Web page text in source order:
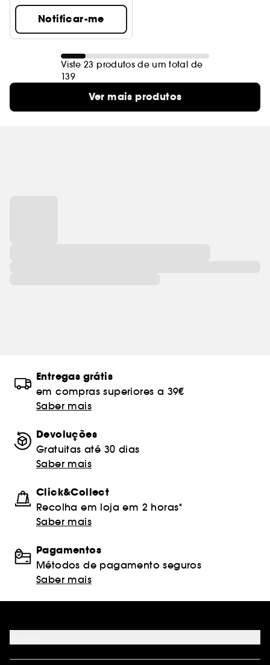
Notificar-me
Viste 23 produtos de um total de
139
Ver mais produtos
Entregas grátis
em compras superiores a 39€
Saber mais
Devoluções
Gratuitas até 30 dias
Saber mais
Click&Collect
Recolha em loja em 2 horas*
Saber mais
Pagamentos
Métodos de pagamento seguros
Saber mais
FAQ